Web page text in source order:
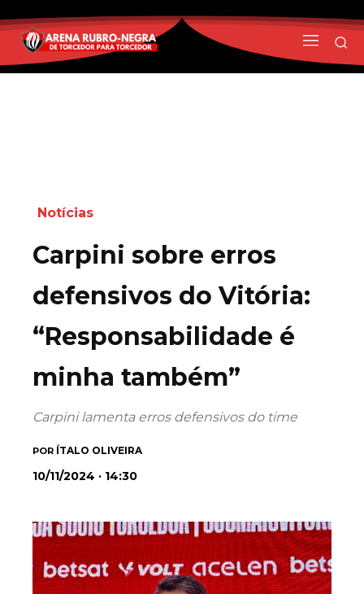
Notícias
Carpini sobre erros
defensivos do Vitória:
“Responsabilidade é
minha também”
Carpini lamenta erros defensivos do time
POR ÍTALO OLIVEIRA
10/11/2024 · 14:30